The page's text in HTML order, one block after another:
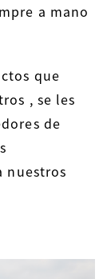
a mano
que
, se les
de
nuestros